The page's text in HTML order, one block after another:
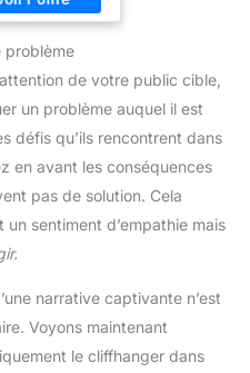
problème
de votre public cible,
un problème auquel il est
défis qu’ils rencontrent dans
en avant les conséquences
pas de solution. Cela
un sentiment d’empathie mais
narrative captivante n’est
Voyons maintenant
le cliffhanger dans